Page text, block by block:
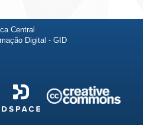
Central
Digital - GID